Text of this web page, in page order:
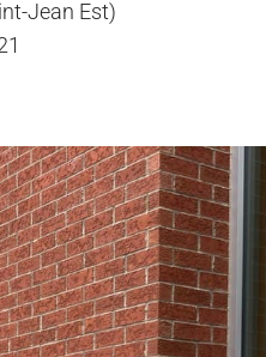
Jean Est)